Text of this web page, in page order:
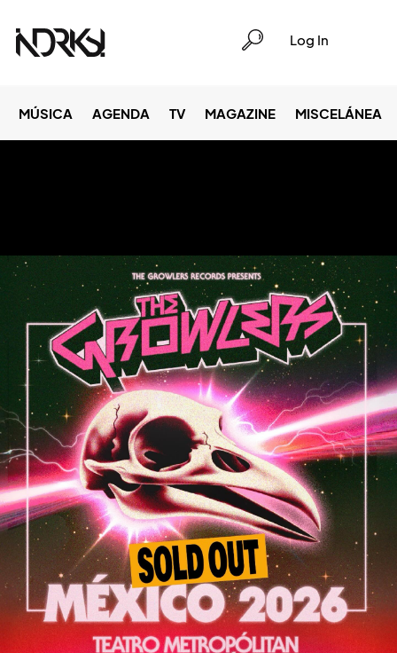
Log In
MÚSICA AGENDA TV MAGAZINE MISCELÁNEA